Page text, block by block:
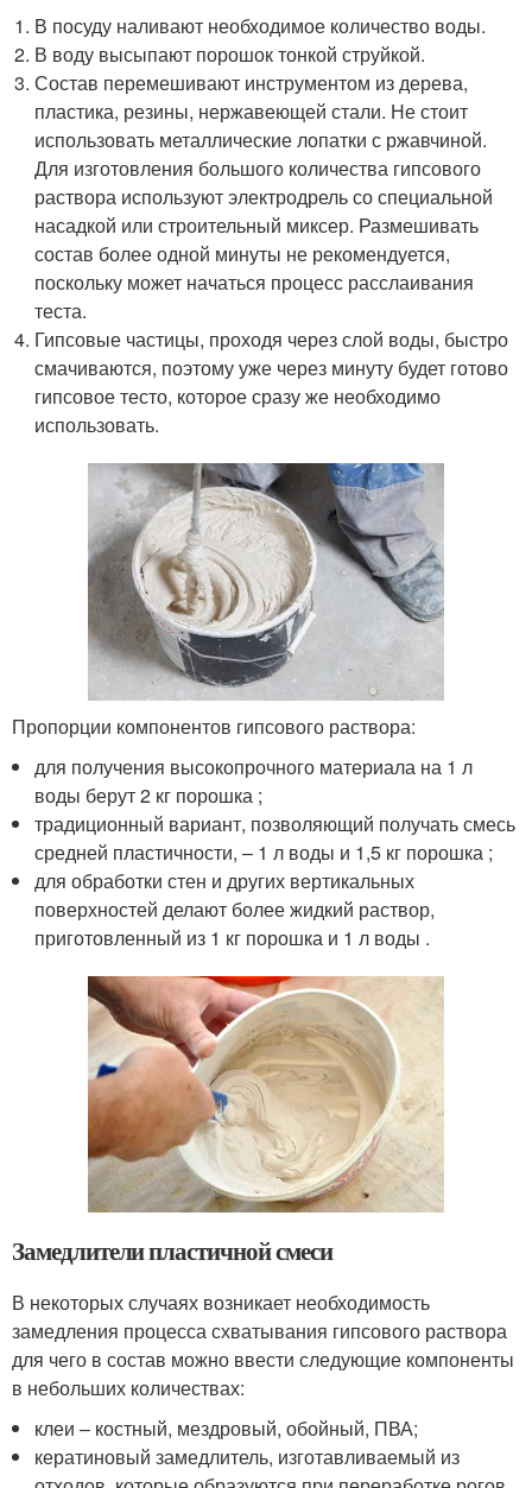
В посуду наливают необходимое количество воды.
В воду высыпают порошок тонкой струйкой.
Состав перемешивают инструментом из дерева,
пластика, резины, нержавеющей стали. Не стоит
использовать металлические лопатки с ржавчиной.
Для изготовления большого количества гипсового
раствора используют электродрель со специальной
насадкой или строительный миксер. Размешивать
состав более одной минуты не рекомендуется,
поскольку может начаться процесс расслаивания
теста.
Гипсовые частицы, проходя через слой воды, быстро
смачиваются, поэтому уже через минуту будет готово
гипсовое тесто, которое сразу же необходимо
использовать.
Пропорции компонентов гипсового раствора:
для получения высокопрочного материала на 1 л
воды берут 2 кг порошка ;
традиционный вариант, позволяющий получать смесь
средней пластичности, – 1 л воды и 1,5 кг порошка ;
для обработки стен и других вертикальных
поверхностей делают более жидкий раствор,
приготовленный из 1 кг порошка и 1 л воды .
Замедлители пластичной смеси
В некоторых случаях возникает необходимость
замедления процесса схватывания гипсового раствора
для чего в состав можно ввести следующие компоненты
в небольших количествах:
клеи – костный, мездровый, обойный, ПВА;
кератиновый замедлитель, изготавливаемый из